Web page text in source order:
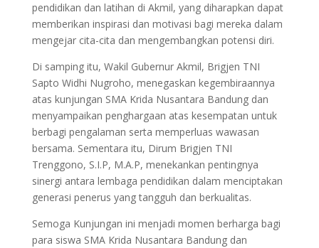
pendidikan dan latihan di Akmil, yang diharapkan dapat
memberikan inspirasi dan motivasi bagi mereka dalam
mengejar cita-cita dan mengembangkan potensi diri.
Di samping itu, Wakil Gubernur Akmil, Brigjen TNI
Sapto Widhi Nugroho, menegaskan kegembiraannya
atas kunjungan SMA Krida Nusantara Bandung dan
menyampaikan penghargaan atas kesempatan untuk
berbagi pengalaman serta memperluas wawasan
bersama. Sementara itu, Dirum Brigjen TNI
Trenggono, S.I.P, M.A.P, menekankan pentingnya
sinergi antara lembaga pendidikan dalam menciptakan
generasi penerus yang tangguh dan berkualitas.
Semoga Kunjungan ini menjadi momen berharga bagi
para siswa SMA Krida Nusantara Bandung dan